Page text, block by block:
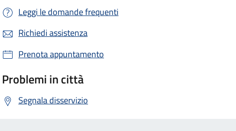
Leggi le domande frequenti
Richiedi assistenza
Prenota appuntamento
Problemi in città
Segnala disservizio